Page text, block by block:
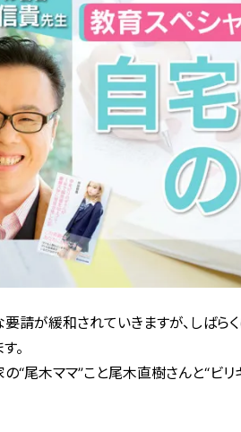
請が緩和されていきますが、しばら
。
の“尾木ママ”こと尾木直樹さんと“ビ